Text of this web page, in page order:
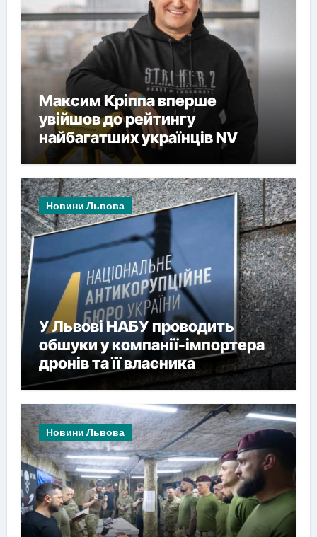
Максим Кріппа вперше
увійшов до рейтингу
найбагатших українців NV
Новини Львова
У Львові НАБУ проводить
обшуки у компанії-імпортера
дронів та її власника
Новини Львова